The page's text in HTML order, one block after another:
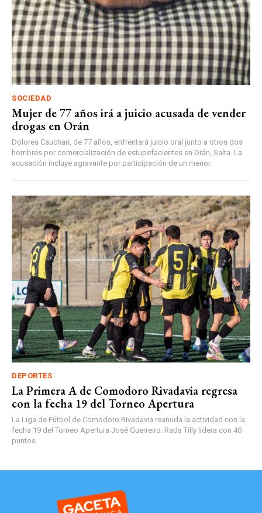
SOCIEDAD
Mujer de 77 años irá a juicio acusada de vender
drogas en Orán
Dolores Cauchari, de 77 años, enfrentará juicio oral junto a otros dos
hombres por comercialización de estupefacientes en Orán, Salta. La
acusación incluye agravante por participación de un menor.
DEPORTES
La Primera A de Comodoro Rivadavia regresa
con la fecha 19 del Torneo Apertura
La Liga de Fútbol de Comodoro Rivadavia reanuda la actividad con la
fecha 19 del Torneo Apertura José Guerreiro. Rada Tilly lidera con 40
puntos.